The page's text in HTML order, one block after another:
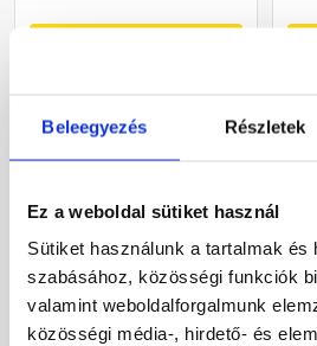
Beleegyezés Részletek
Ez a weboldal sütiket használ
Sütiket használunk a tartalmak és
szabásához, közösségi funkciók
valamint weboldalforgalmunk
közösségi média-, hirdető- és